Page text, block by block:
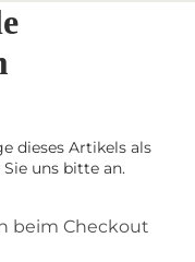
dieses Artikels als
uns bitte an.
beim Checkout